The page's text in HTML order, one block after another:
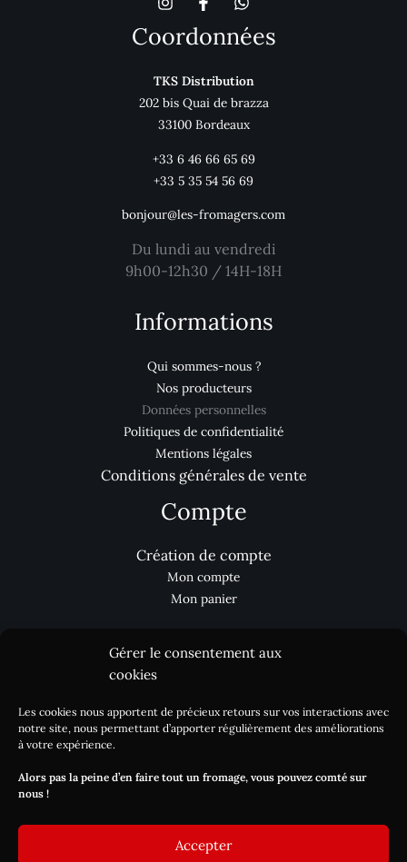
Gérer le consentement aux
cookies
Les cookies nous apportent de précieux retours sur vos interactions avec
notre site, nous permettant d’apporter régulièrement des améliorations
à votre expérience.
Alors pas la peine d’en faire tout un fromage, vous pouvez comté sur
nous !
Accepter
Coordonnées
TKS Distribution
202 bis Quai de brazza
33100 Bordeaux
+33 6 46 66 65 69
+33 5 35 54 56 69
bonjour@les-fromagers.com
Du lundi au vendredi
9h00-12h30 / 14H-18H
Informations
Qui sommes-nous ?
Nos producteurs
Données personnelles
Politiques de confidentialité
Mentions légales
Conditions générales de vente
Compte
Création de compte
Mon compte
Mon panier
Nous contacter
Processus de commande
Livraison / DLC